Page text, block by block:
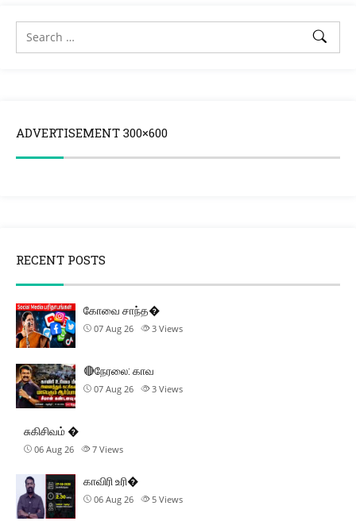
ADVERTISEMENT 300×600
RECENT POSTS
கோவை சாந்த�
07 Aug 26 3 Views
🔴நேரலை: காவ
07 Aug 26 3 Views
சுகிசிவம் �
06 Aug 26 7 Views
காவிரி உரி�
06 Aug 26 5 Views